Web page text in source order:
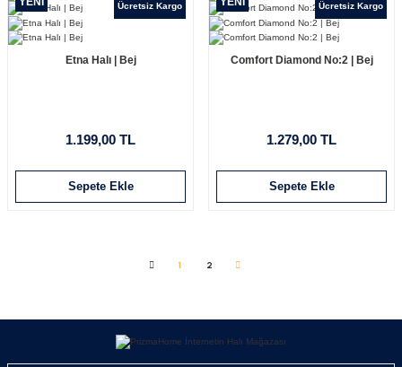
Ücretsiz Kargo
Etna Halı | Bej
1.199,00 TL
Sepete Ekle
Ücretsiz Kargo
Comfort Diamond No:2 | Bej
1.279,00 TL
Sepete Ekle
1 2